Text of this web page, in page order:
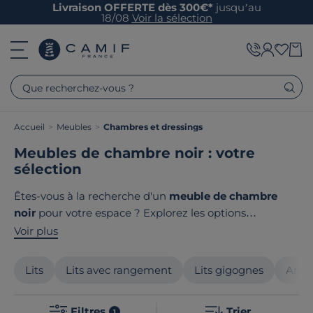
Livraison OFFERTE dès 300€* jusqu’au
18/08 Voir la sélection
Que recherchez-vous ?
Accueil > Meubles > Chambres et dressings
Meubles de chambre noir : votre
sélection
Êtes-vous à la recherche d'un meuble de chambre
noir pour votre espace ? Explorez les options
élégantes et modernes de
lits élégants
armoires pratiques ou des
, vous trouverez des articles à la
Voir plus
Lits Lits avec rangement Lits gigognes